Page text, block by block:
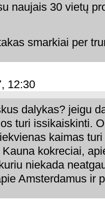
naujais 30 vietų
smarkiai per
12:30
dalykas? jeigu
turi issikaiskinti.
kaimas
kokreciai,
niekada
Amsterdamus ir